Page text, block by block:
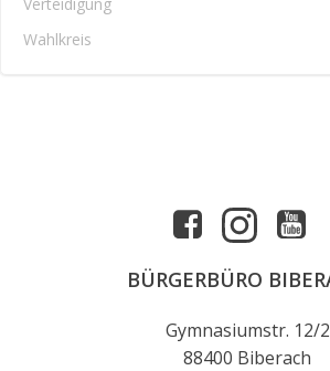
Wahlkreis
BÜRGERBÜRO
Gymnasiumstr. 12/2
88400 Biberach